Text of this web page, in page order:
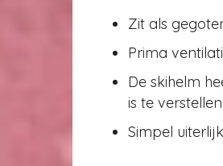
Zit als
Prima
De skihelm
is te
Simpel